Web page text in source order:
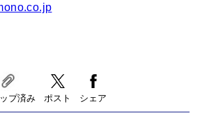
プ済み ポスト シェア